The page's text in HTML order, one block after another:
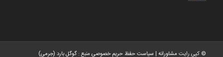
© کپی رایت مشاورانه| سیاست حفظ حریم خصوصیمنبع :گوگل بارد (جرمی)